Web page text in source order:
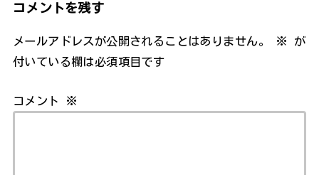
コメントを残す
メールアドレスが公開されることはありません。 ※
が
付いている欄は必須項目です
コメント ※